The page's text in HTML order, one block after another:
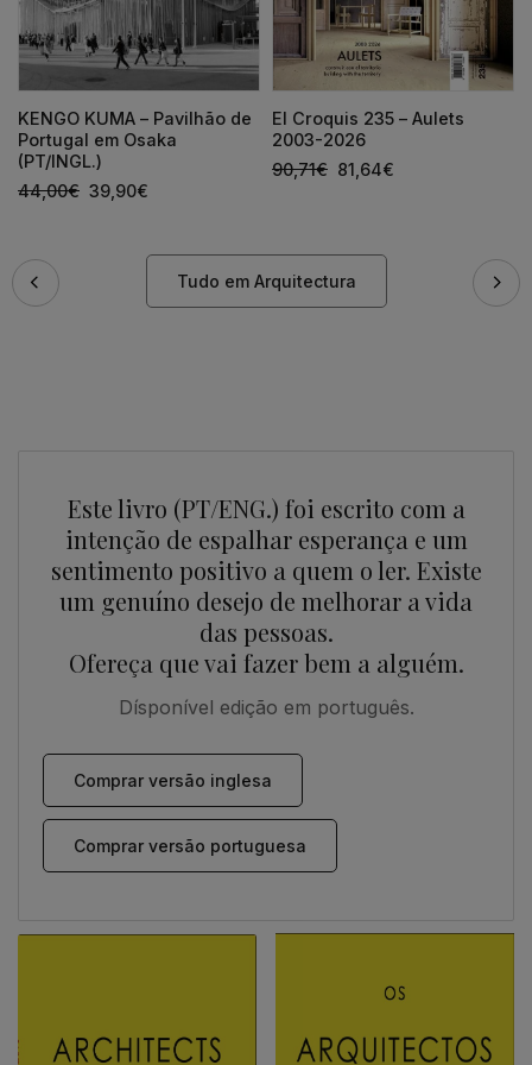
KENGO KUMA – Pavilhão de
Portugal em Osaka
(PT/INGL.)
44,00€ 39,90€
El Croquis 235 – Aulets
2003-2026
90,71€ 81,64€
Tudo em Arquitectura
Este livro (PT/ENG.) foi escrito com a
intenção de espalhar esperança e um
sentimento positivo a quem o ler. Existe
um genuíno desejo de melhorar a vida
das pessoas.
Ofereça que vai fazer bem a alguém.
Dísponível edição em português.
Comprar versão inglesa
Comprar versão portuguesa